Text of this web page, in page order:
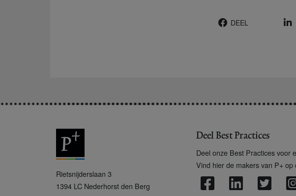
DEEL
+
Rietsnijderslaan 3
1394 LC Nederhorst den Berg
Deel Best Practices
Deel onze Best Practices voor
Vind hier de makers van P+ op